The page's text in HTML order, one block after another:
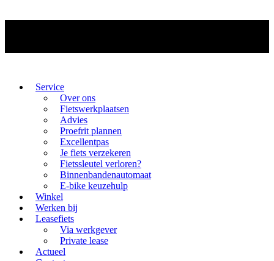
Service
Over ons
Fietswerkplaatsen
Advies
Proefrit plannen
Excellentpas
Je fiets verzekeren
Fietssleutel verloren?
Binnenbandenautomaat
E-bike keuzehulp
Winkel
Werken bij
Leasefiets
Via werkgever
Private lease
Actueel